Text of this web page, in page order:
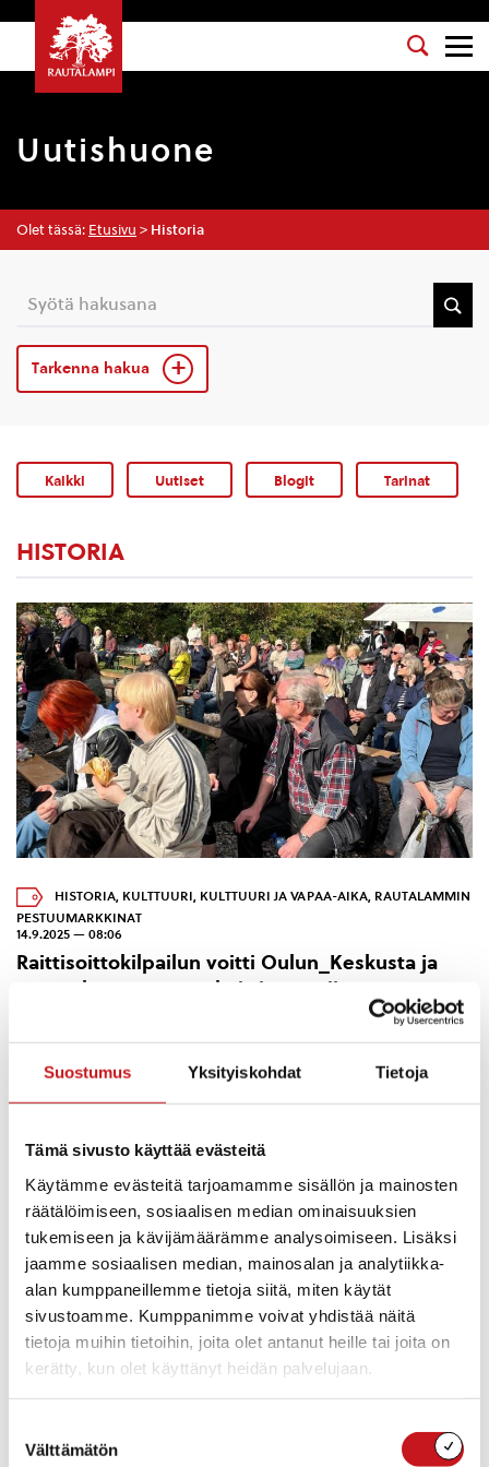
Suostumus Yksityiskohdat Tietoja
Tämä sivusto käyttää evästeitä
Käytämme evästeitä tarjoamamme sisällön ja mainosten
räätälöimiseen, sosiaalisen median ominaisuuksien
tukemiseen ja kävijämäärämme analysoimiseen. Lisäksi
jaamme sosiaalisen median, mainosalan ja analytiikka-
alan kumppaneillemme tietoja siitä, miten käytät
sivustoamme. Kumppanimme voivat yhdistää näitä
tietoja muihin tietoihin, joita olet antanut heille tai joita on
kerätty, kun olet käyttänyt heidän palvelujaan.
valinta
Välttämätön
Uutishuone
Olet tässä: Etusivu > Historia
Tarkenna hakua
Kaikki Uutiset Blogit Tarinat
HISTORIA
HISTORIA, KULTTUURI, KULTTUURI JA VAPAA-AIKA, RAUTALAMMIN
PESTUUMARKKINAT
14.9.2025 — 08:06
Raittisoittokilpailun voitti Oulun_Keskusta ja
pestauksesta 380 € skeittiramppiin
Pestuulauantaita vietettiin vaihtelevassa säässä – välillä satoi ja
paistoi. Väkeä oli kumminkin saapunut mukavasti pestuuraitille.
Rautalammin kunnan värikäs historia sivuaa